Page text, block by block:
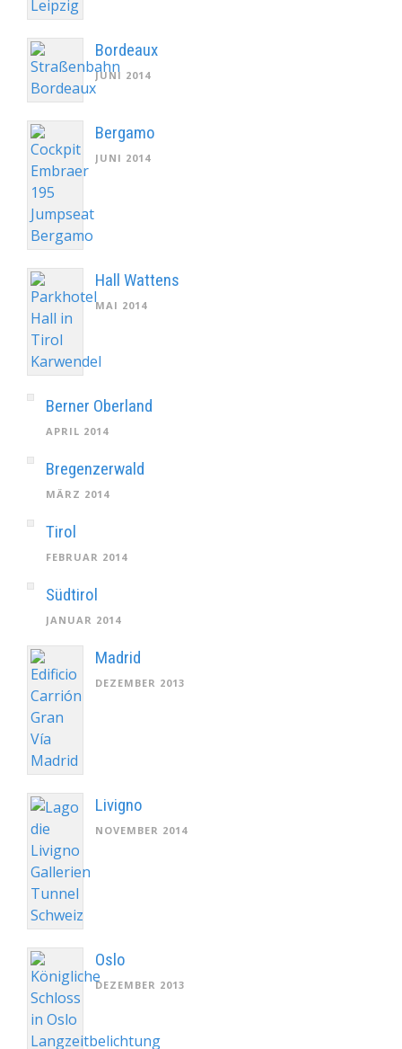
Bordeaux
JUNI 2014
Bergamo
JUNI 2014
Hall Wattens
MAI 2014
Berner Oberland
APRIL 2014
Bregenzerwald
MÄRZ 2014
Tirol
FEBRUAR 2014
Südtirol
JANUAR 2014
Madrid
DEZEMBER 2013
Livigno
NOVEMBER 2014
Oslo
DEZEMBER 2013